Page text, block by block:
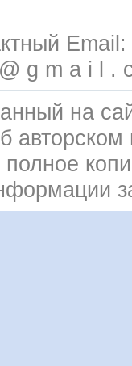
Email:
g m a i l .
на